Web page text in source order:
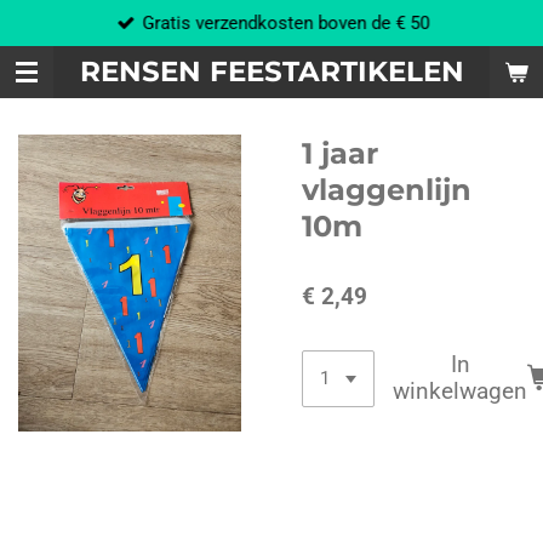
direct
naar
de
hoofdinhoud
RENSEN FEESTARTIKELEN
Gratis verzendkosten boven de € 50
1 jaar
vlaggenlijn
10m
€ 2,49
In
winkelwagen